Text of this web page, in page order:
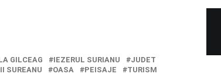
GILCEAG IEZERUL SURIANU
JUDET
SUREANU OASA PEISAJE
TURISM